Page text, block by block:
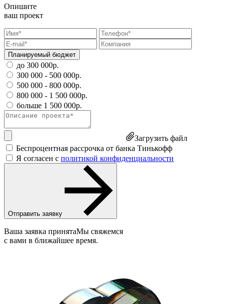
Опишите
ваш проект
Планируемый бюджет
до 300 000р.
300 000 - 500 000р.
500 000 - 800 000р.
800 000 - 1 500 000р.
больше 1 500 000р.
Загрузить файл
Беспроцентная рассрочка от банка Тинькофф
Я согласен с политикой конфиденциальности
Отправить заявку
Ваша заявка принятаМы свяжемся
с вами в ближайшее время.